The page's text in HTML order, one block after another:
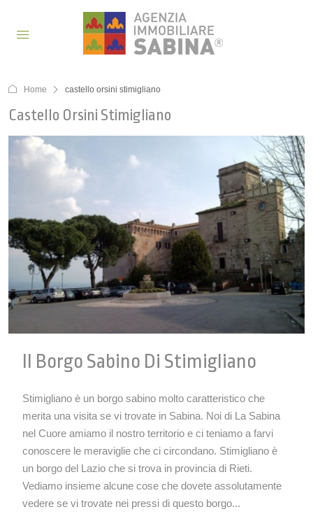
Home castello orsini stimigliano
Castello Orsini Stimigliano
Il Borgo Sabino Di Stimigliano
Stimigliano è un borgo sabino molto caratteristico che
merita una visita se vi trovate in Sabina. Noi di La Sabina
nel Cuore amiamo il nostro territorio e ci teniamo a farvi
conoscere le meraviglie che ci circondano. Stimigliano è
un borgo del Lazio che si trova in provincia di Rieti.
Vediamo insieme alcune cose che dovete assolutamente
vedere se vi trovate nei pressi di questo borgo...